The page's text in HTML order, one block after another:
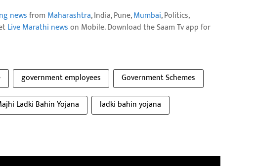
newsfrom Maharashtra, India, Pune,Mumbai, Politics,
Live Marathi newson Mobile. Download the Saam Tv app for
government employees
Government Schemes
Ladki Bahin Yojana ladki bahin yojana